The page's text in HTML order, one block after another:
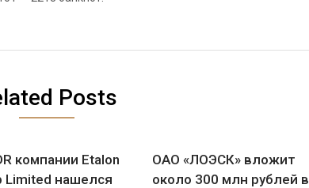
Posts
компании Etalon
Limited нашелся
ОАО «ЛОЭСК» вложит
около 300 млн рублей в